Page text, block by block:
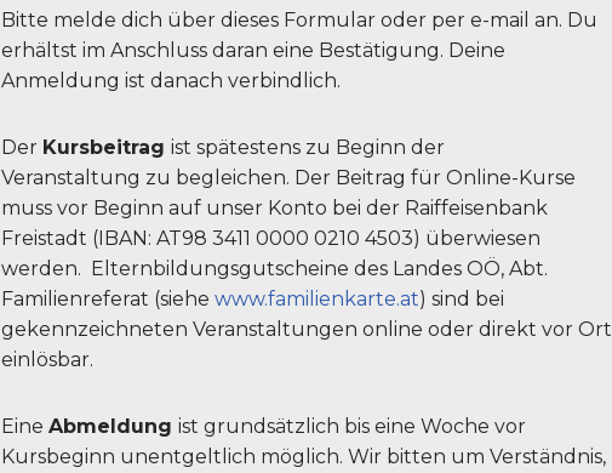
Bitte melde dich über dieses Formular oder per e-mail an. Du
erhältst im Anschluss daran eine Bestätigung. Deine
Anmeldung ist danach verbindlich.
Der Kursbeitrag ist spätestens zu Beginn der
Veranstaltung zu begleichen. Der Beitrag für Online-Kurse
muss vor Beginn auf unser Konto bei der Raiffeisenbank
Freistadt (IBAN: AT98 3411 0000 0210 4503) überwiesen
werden. Elternbildungsgutscheine des Landes OÖ, Abt.
Familienreferat (siehe www.familienkarte.at) sind bei
gekennzeichneten Veranstaltungen online oder direkt vor Ort
einlösbar.
Eine Abmeldung ist grundsätzlich bis eine Woche vor
Kursbeginn unentgeltlich möglich. Wir bitten um Verständnis,